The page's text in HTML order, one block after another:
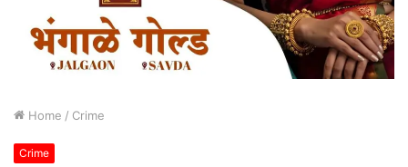
Home / Crime
Crime